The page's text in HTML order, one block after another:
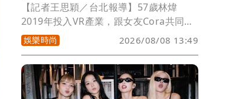
【記者王思穎／台北報導】57歲林煒
2019年投入VR產業，跟女友Cora共同成
立「MetaFace」超級臉股份有限公司
（MetaFace Co., Ltd.），今（8日）參
展高齡健康產業博覽會。他和前妻龔慈恩
育有一雙兒女林卓毅、林愷鈴，適逢父親
節，他已收到女兒祝福訊息，但遠在英國
娛樂時尚 2026/08/08 13:49